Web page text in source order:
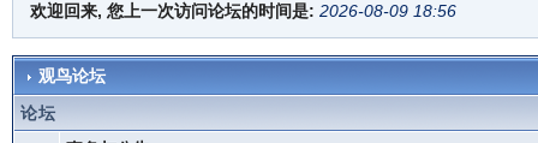
欢迎回来, 您上一次访问论坛的时间是: 2026-08-09 18:56
观鸟论坛
论坛